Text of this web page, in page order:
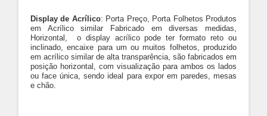
Display de Acrílico: Porta Preço, Porta Folhetos Produtos
em Acrílico similar Fabricado em diversas medidas,
Horizontal, o display acrílico pode ter formato reto ou
inclinado, encaixe para um ou muitos folhetos, produzido
em acrílico similar de alta transparência, são fabricados em
posição horizontal, com visualização para ambos os lados
ou face única, sendo ideal para expor em paredes, mesas
e chão.